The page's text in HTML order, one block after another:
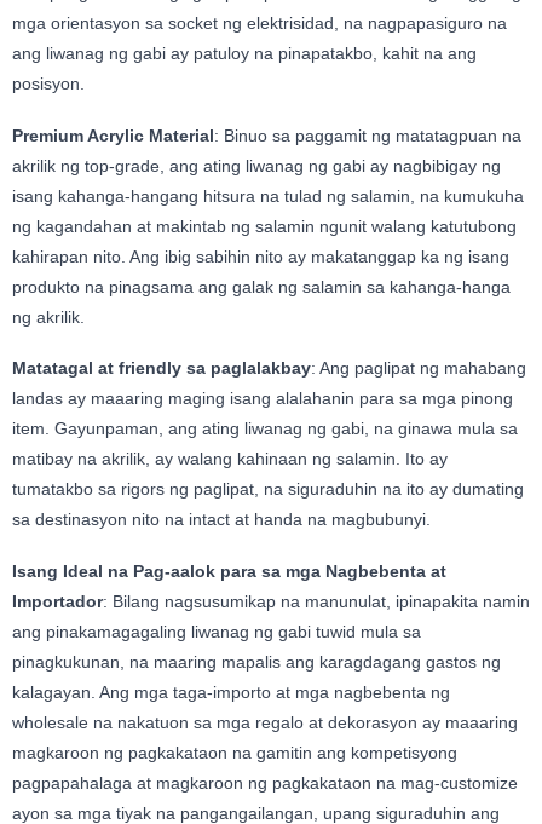
mga orientasyon sa socket ng elektrisidad, na nagpapasiguro na
ang liwanag ng gabi ay patuloy na pinapatakbo, kahit na ang
posisyon.
Premium Acrylic Material: Binuo sa paggamit ng matatagpuan na
akrilik ng top-grade, ang ating liwanag ng gabi ay nagbibigay ng
isang kahanga-hangang hitsura na tulad ng salamin, na kumukuha
ng kagandahan at makintab ng salamin ngunit walang katutubong
kahirapan nito. Ang ibig sabihin nito ay makatanggap ka ng isang
produkto na pinagsama ang galak ng salamin sa kahanga-hanga
ng akrilik.
Matatagal at friendly sa paglalakbay: Ang paglipat ng mahabang
landas ay maaaring maging isang alalahanin para sa mga pinong
item. Gayunpaman, ang ating liwanag ng gabi, na ginawa mula sa
matibay na akrilik, ay walang kahinaan ng salamin. Ito ay
tumatakbo sa rigors ng paglipat, na siguraduhin na ito ay dumating
sa destinasyon nito na intact at handa na magbubunyi.
Isang Ideal na Pag-aalok para sa mga Nagbebenta at
Importador: Bilang nagsusumikap na manunulat, ipinapakita namin
ang pinakamagagaling liwanag ng gabi tuwid mula sa
pinagkukunan, na maaring mapalis ang karagdagang gastos ng
kalagayan. Ang mga taga-importo at mga nagbebenta ng
wholesale na nakatuon sa mga regalo at dekorasyon ay maaaring
magkaroon ng pagkakataon na gamitin ang kompetisyong
pagpapahalaga at magkaroon ng pagkakataon na mag-customize
ayon sa mga tiyak na pangangailangan, upang siguraduhin ang